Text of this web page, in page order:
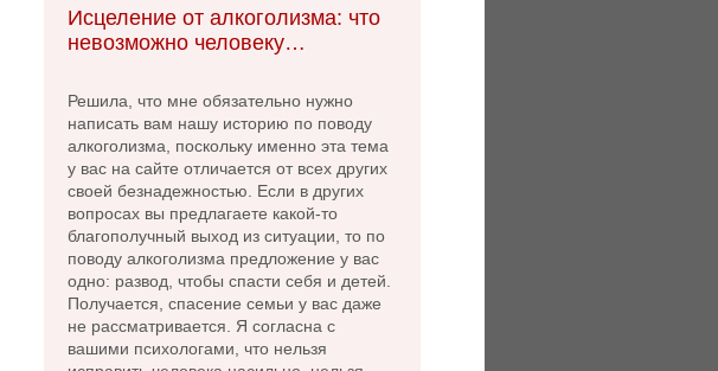
Исцеление от алкоголизма: что
невозможно человеку…
Решила, что мне обязательно нужно
написать вам нашу историю по поводу
алкоголизма, поскольку именно эта тема
у вас на сайте отличается от всех других
своей безнадежностью. Если в других
вопросах вы предлагаете какой-то
благополучный выход из ситуации, то по
поводу алкоголизма предложение у вас
одно: развод, чтобы спасти себя и детей.
Получается, спасение семьи у вас даже
не рассматривается. Я согласна с
вашими психологами, что нельзя